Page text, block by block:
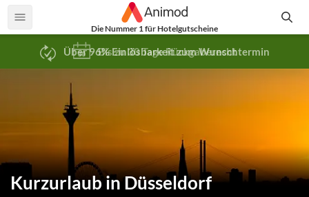
Die Nummer 1 für Hotelgutscheine
Bis zu 30 Tage Rückgaberecht
Kurzurlaub in Düsseldorf